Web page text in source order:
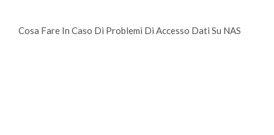
Cosa Fare In Caso Di Problemi Di Accesso Dati Su NAS